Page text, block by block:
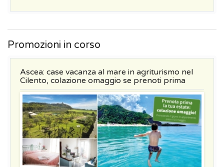
Promozioni in corso
Ascea: case vacanza al mare in agriturismo nel
Cilento, colazione omaggio se prenoti prima